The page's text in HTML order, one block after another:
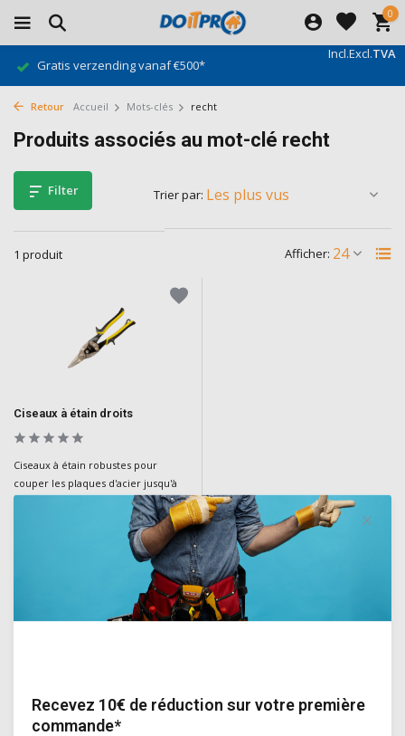
0
Incl.Excl.TVA
Gratis verzending vanaf €500*
Retour Accueil Mots-clés recht
Produits associés au mot-clé recht
Filter
1 produit Afficher:
Trier par:
Ciseaux à étain droits
Ciseaux à étain robustes pour
couper les plaques d'acier jusqu'à
1,5 mm. Alliage de chrome et de
molybdène, mâchoires dentelées,
levier réglable, poignées à prise
souple et ressort de recul pour plus
€36,40
Recevez 10€ de réduction sur votre première
commande*